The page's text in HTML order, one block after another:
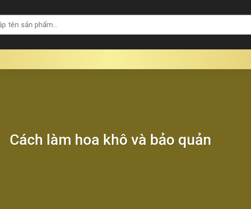
Cách làm hoa khô và bảo quản